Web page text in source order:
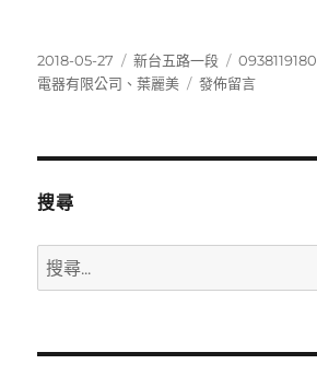
發
佈
2018-05-27
分
類
新台五路一段
標
籤
0938119180
電器有限公司 、葉麗美
在
發佈留言
搜尋
搜
尋
鍵